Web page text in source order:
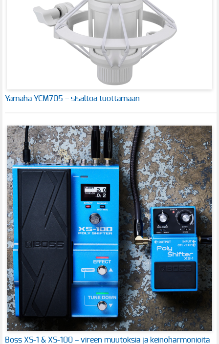
Yamaha YCM705 – sisältöä tuottamaan
Boss XS-1 & XS-100 – vireen muutoksia ja keinoharmonioita